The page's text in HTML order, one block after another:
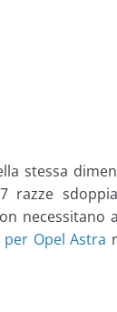
stessa
razze
necessitano
Opel Astra